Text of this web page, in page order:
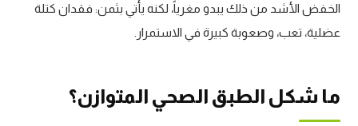
الخفض الأشد من ذلك يبدو مغرياً، لكنه يأتي بثمن: فقدان كتلة
عضلية، تعب، وصعوبة كبيرة في الاستمرار.
ما شكل الطبق الصحي المتوازن؟